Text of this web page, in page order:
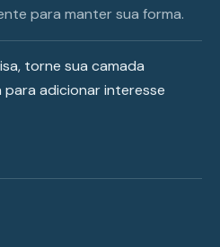
para manter sua forma.
torne sua camada
adicionar interesse